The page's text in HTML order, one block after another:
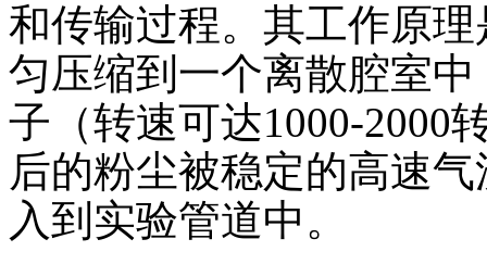
和传输过程。其工作原
匀压缩到一个离散腔室
子（转速可达1000-2000
后的粉尘被稳定的高速
入到实验管道中。